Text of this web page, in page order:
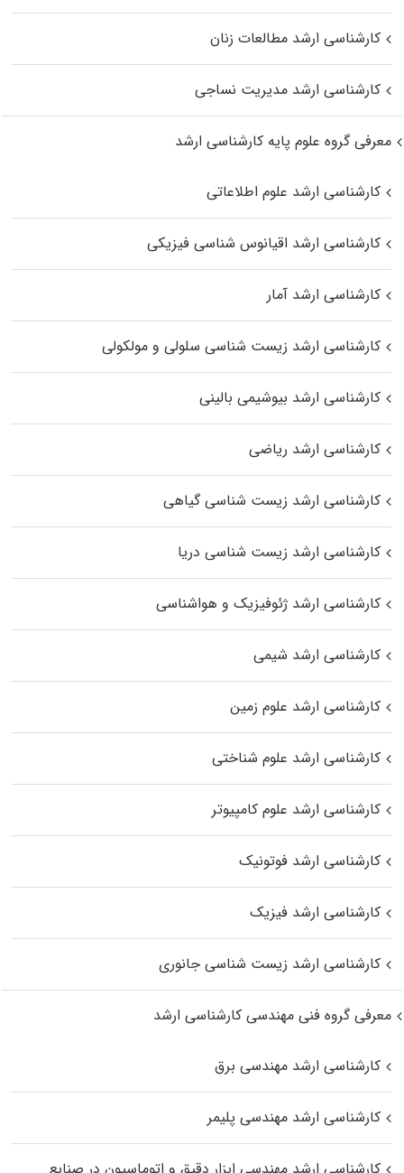
کارشناسی ارشد مطالعات زنان
کارشناسی ارشد مدیریت نساجی
معرفی گروه علوم پایه کارشناسی ارشد
کارشناسی ارشد علوم اطلاعاتی
کارشناسی ارشد اقیانوس‌ شناسی فیزیکی
کارشناسی ارشد آمار
کارشناسی ارشد زیست شناسی سلولی و مولکولی
کارشناسی ارشد بیوشیمی بالینی
کارشناسی ارشد ریاضی
کارشناسی ارشد زیست‌ شناسی گیاهی
کارشناسی ارشد زیست‌ شناسی دریا
کارشناسی ارشد ژئوفیزیک و هواشناسی
کارشناسی ارشد شیمی
کارشناسی ارشد علوم زمین
کارشناسی ارشد علوم شناختی
کارشناسی ارشد علوم کامپیوتر
کارشناسی ارشد فوتونیک
کارشناسی ارشد فیزیک
کارشناسی ارشد زیست‌ شناسی جانوری
معرفی گروه فنی مهندسی کارشناسی ارشد
کارشناسی ارشد مهندسی برق
کارشناسی ارشد مهندسی پلیمر